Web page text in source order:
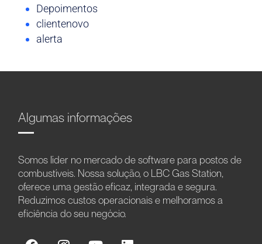
Depoimentos
clientenovo
alerta
Algumas informações
Somos líder no mercado de software para postos de
combustíveis. Nossa solução, o LBC Gas Station,
oferece uma gestão eficaz, integrada e segura.
Reduzimos custos operacionais e melhoramos a
eficiência do seu negócio.